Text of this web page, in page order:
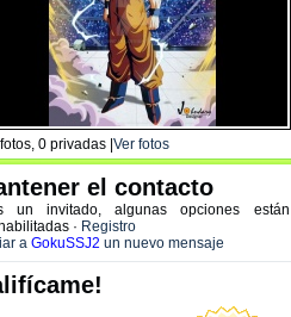
0 privadas | Ver fotos
el contacto
un invitado, algunas opciones están
· Registro
a GokuSSJ2 un nuevo mensaje